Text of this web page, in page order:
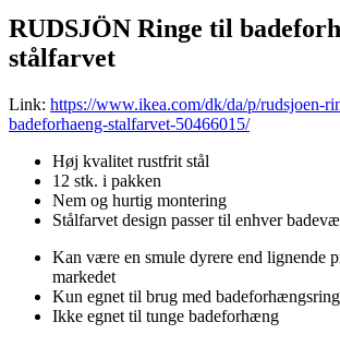
RUDSJÖN Ringe til
stålfarvet
Link: https://www.ikea.com/dk/da/p/rudsjoen-
badeforhaeng-stalfarvet-50466015/
Høj kvalitet rustfrit stål
12 stk. i pakken
Nem og hurtig montering
Stålfarvet design passer til enhver
Kan være en smule dyrere end lignende
markedet
Kun egnet til brug med
Ikke egnet til tunge badeforhæng